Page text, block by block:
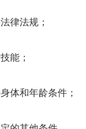
律法规；
能；
体和年龄条件；